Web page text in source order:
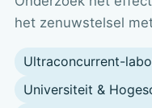
het zenuwstelsel
Ultraconcurrent-
Universiteit &